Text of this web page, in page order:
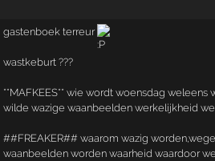
gastenboek terreur
wastkeburt ???
**MAFKEES** wie wordt woensdag weleens
wilde wazige waanbeelden werkelijkheid
##FREAKER## waarom wazig
waanbeelden worden waarheid waardoor